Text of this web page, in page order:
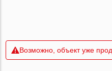
Возможно, объект уже